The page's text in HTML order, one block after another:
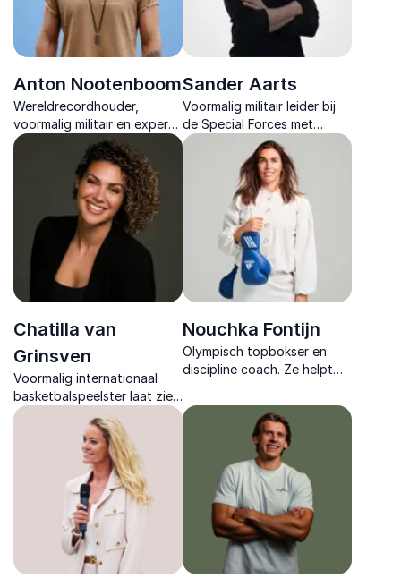
Anton Nootenboom
Wereldrecordhouder,
voormalig militair en expert
in mentale gezondheid.
Inspireert met extreme
uitdagingen en praktische
tools voor echte
verandering.
Sander Aarts
Voormalig militair leider bij
de Special Forces met
ongekende expertise in
leiderschap mentale kracht
en topprestaties in de
meest extreme
omstandigheden.
Chatilla van
Grinsven
Voormalig internationaal
basketbalspeelster laat zien
hoe je met mindset,
samenwerking en veerkracht
jouw talenten omzet in
echte superkrachten.
Nouchka Fontijn
Olympisch topbokser en
discipline coach. Ze helpt
presteren onder druk, met
inzichten uit de wereld van
de topsport.